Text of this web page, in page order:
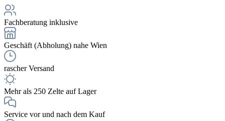
Fachberatung inklusive
Geschäft (Abholung) nahe Wien
rascher Versand
Mehr als 250 Zelte auf Lager
Service vor und nach dem Kauf